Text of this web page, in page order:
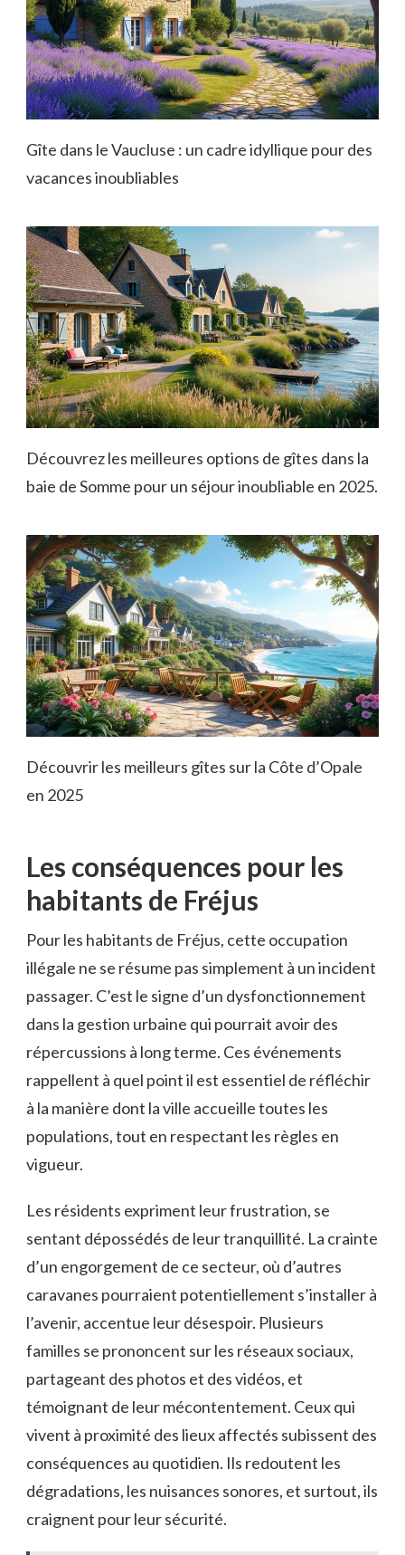
Gîte dans le Vaucluse : un cadre idyllique pour des
vacances inoubliables
Découvrez les meilleures options de gîtes dans la
baie de Somme pour un séjour inoubliable en 2025.
Découvrir les meilleurs gîtes sur la Côte d’Opale
en 2025
Les conséquences pour les
habitants de Fréjus
Pour les habitants de Fréjus, cette occupation
illégale ne se résume pas simplement à un incident
passager. C’est le signe d’un dysfonctionnement
dans la gestion urbaine qui pourrait avoir des
répercussions à long terme. Ces événements
rappellent à quel point il est essentiel de réfléchir
à la manière dont la ville accueille toutes les
populations, tout en respectant les règles en
vigueur.
Les résidents expriment leur frustration, se
sentant dépossédés de leur tranquillité. La crainte
d’un engorgement de ce secteur, où d’autres
caravanes pourraient potentiellement s’installer à
l’avenir, accentue leur désespoir. Plusieurs
familles se prononcent sur les réseaux sociaux,
partageant des photos et des vidéos, et
témoignant de leur mécontentement. Ceux qui
vivent à proximité des lieux affectés subissent des
conséquences au quotidien. Ils redoutent les
dégradations, les nuisances sonores, et surtout, ils
craignent pour leur sécurité.